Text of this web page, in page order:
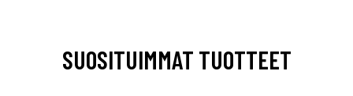
SUOSITUIMMAT TUOTTEET